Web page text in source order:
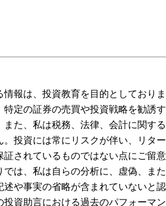
報は、投資教育を目的としておりま
定の証券の売買や投資戦略を勧誘す
また、私は税務、法律、会計に関する
投資には常にリスクが伴い、リター
証されているものではない点にご留意
では、私は自らの分析に、虚偽、また
述や事実の省略が含まれていないと認
資助言における過去のパフォーマン